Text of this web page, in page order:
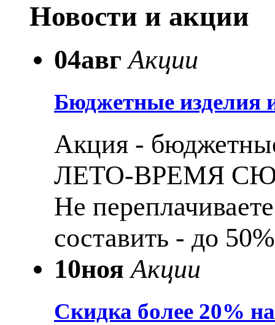
Новости и акции
04авг Акции
Бюджетные изделия
Акция -
ЛЕТО-ВРЕМЯ
Не
составить - до
10ноя Акции
Скидка более 20%